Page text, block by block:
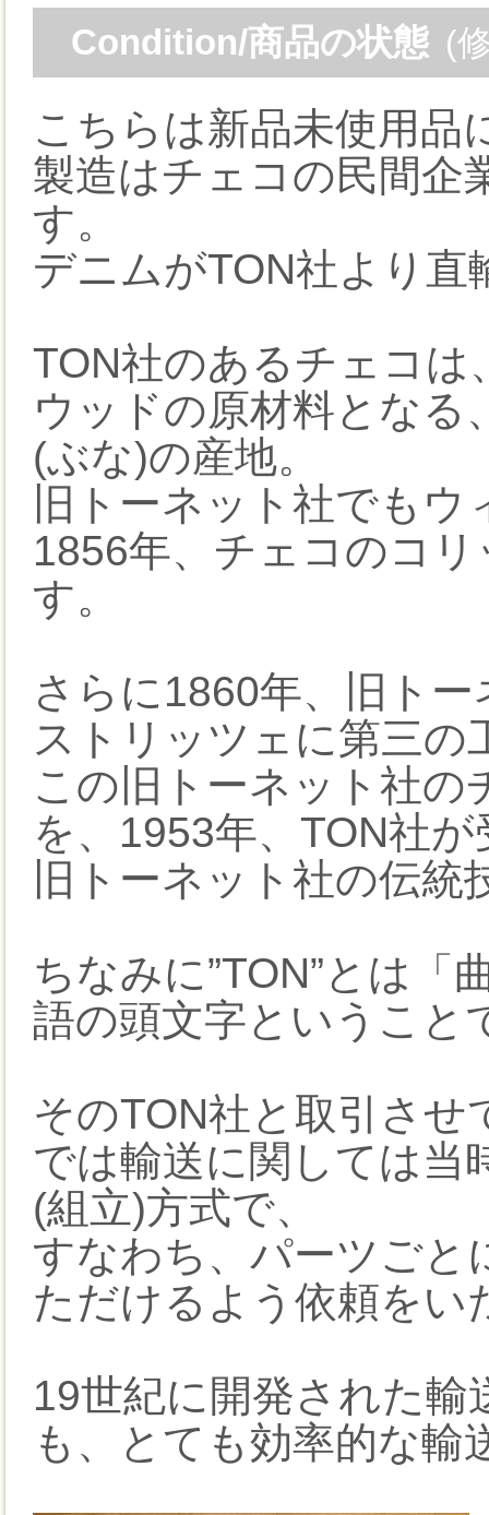
Condition/商品の状態 (
こちらは新品未使用品
製造はチェコの民間企
す。
デニムがTON社より
TON社のあるチェコ
ウッドの原材料となる
(ぶな)の産地。
旧トーネット社でも
1856年、チェコのコ
す。
さらに1860年、旧ト
ストリッツェに第三の
この旧トーネット社の
を、1953年、TON社
旧トーネット社の伝
ちなみに”TON”とは「
語の頭文字ということ
そのTON社と取引さ
では輸送に関しては当
(組立)方式で、
すなわち、パーツごと
ただけるよう依頼をい
19世紀に開発された
も、とても効率的な輸